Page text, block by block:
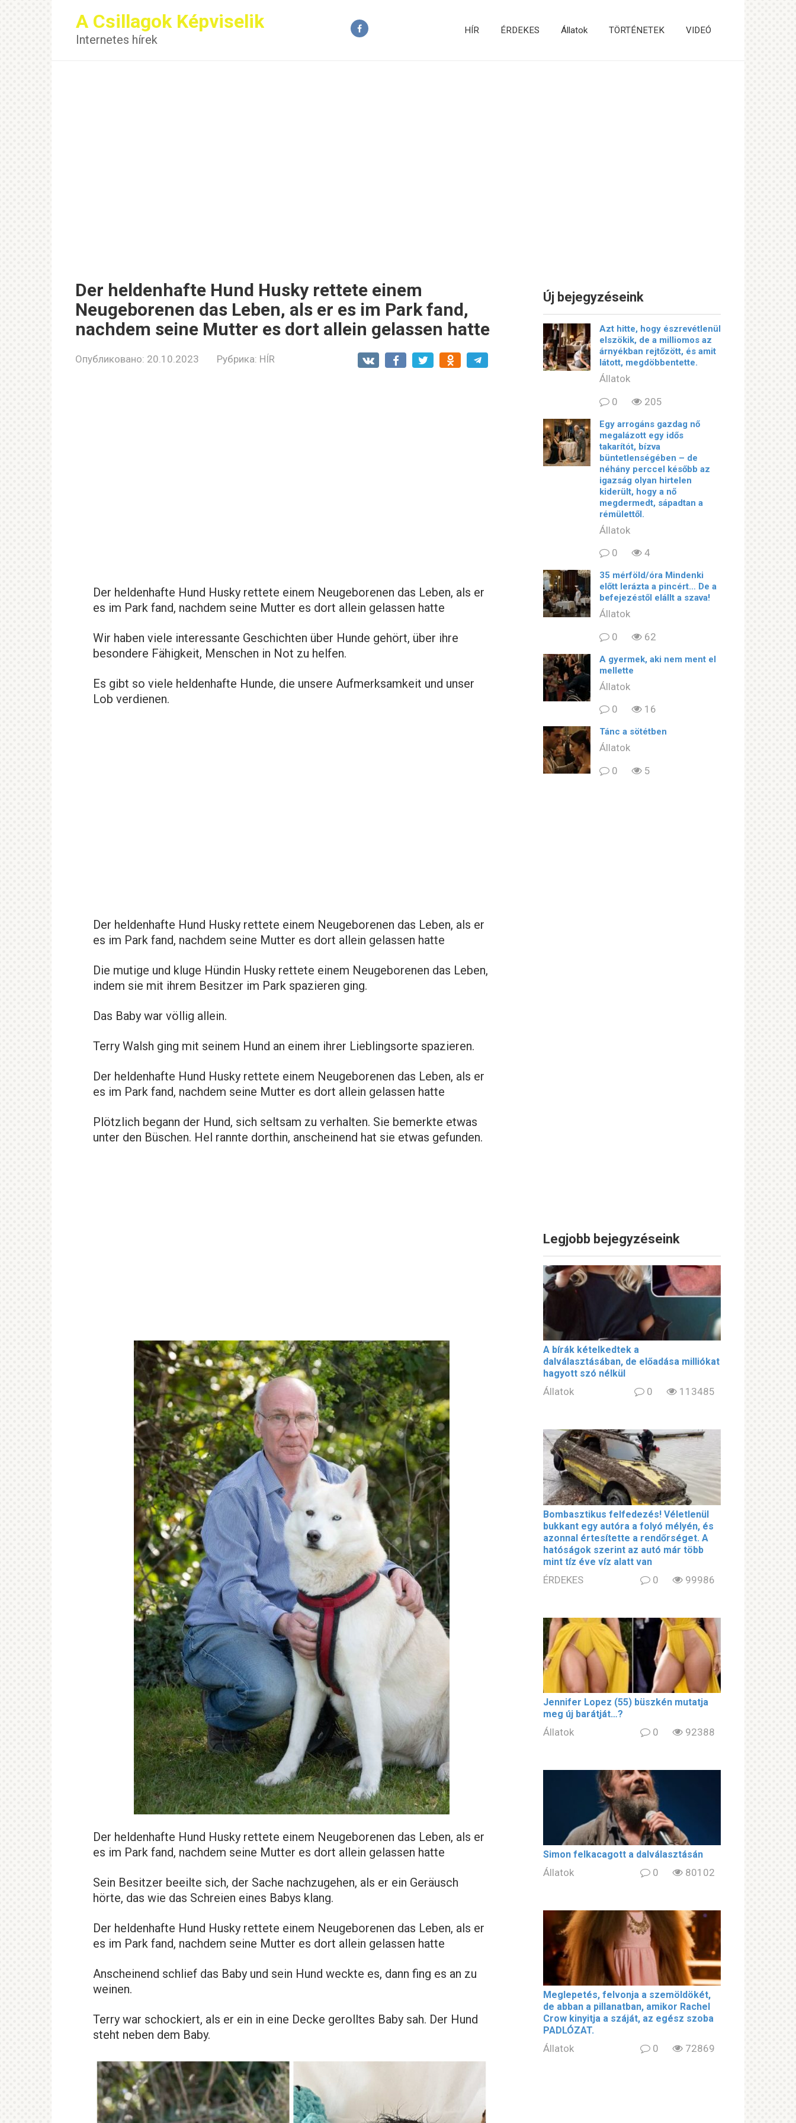
A Csillagok Képviselik
Internetes hírek
HÍR ÉRDEKES Állatok TÖRTÉNETEK VIDEÓ
Der heldenhafte Hund Husky rettete einem
Neugeborenen das Leben, als er es im Park fand,
nachdem seine Mutter es dort allein gelassen hatte
Опубликовано: 20.10.2023 Рубрика: HÍR
Der heldenhafte Hund Husky rettete einem Neugeborenen das Leben, als er
es im Park fand, nachdem seine Mutter es dort allein gelassen hatte
Wir haben viele interessante Geschichten über Hunde gehört, über ihre
besondere Fähigkeit, Menschen in Not zu helfen.
Es gibt so viele heldenhafte Hunde, die unsere Aufmerksamkeit und unser
Lob verdienen.
Der heldenhafte Hund Husky rettete einem Neugeborenen das Leben, als er
es im Park fand, nachdem seine Mutter es dort allein gelassen hatte
Die mutige und kluge Hündin Husky rettete einem Neugeborenen das Leben,
indem sie mit ihrem Besitzer im Park spazieren ging.
Das Baby war völlig allein.
Terry Walsh ging mit seinem Hund an einem ihrer Lieblingsorte spazieren.
Der heldenhafte Hund Husky rettete einem Neugeborenen das Leben, als er
es im Park fand, nachdem seine Mutter es dort allein gelassen hatte
Plötzlich begann der Hund, sich seltsam zu verhalten. Sie bemerkte etwas
unter den Büschen. Hel rannte dorthin, anscheinend hat sie etwas gefunden.
Der heldenhafte Hund Husky rettete einem Neugeborenen das Leben, als er
es im Park fand, nachdem seine Mutter es dort allein gelassen hatte
Sein Besitzer beeilte sich, der Sache nachzugehen, als er ein Geräusch
hörte, das wie das Schreien eines Babys klang.
Der heldenhafte Hund Husky rettete einem Neugeborenen das Leben, als er
es im Park fand, nachdem seine Mutter es dort allein gelassen hatte
Anscheinend schlief das Baby und sein Hund weckte es, dann fing es an zu
weinen.
Terry war schockiert, als er ein in eine Decke gerolltes Baby sah. Der Hund
steht neben dem Baby.
Új bejegyzéseink
Azt hitte, hogy észrevétlenül
elszökik, de a milliomos az
árnyékban rejtőzött, és amit
látott, megdöbbentette.
Állatok
0
205
Egy arrogáns gazdag nő
megalázott egy idős
takarítót, bízva
büntetlenségében – de
néhány perccel később az
igazság olyan hirtelen
kiderült, hogy a nő
megdermedt, sápadtan a
rémülettől.
Állatok
0
4
35 mérföld/óra Mindenki
előtt lerázta a pincért… De a
befejezéstől elállt a szava!
Állatok
0
62
A gyermek, aki nem ment el
mellette
Állatok
0
16
Tánc a sötétben
Állatok
0
5
Legjobb bejegyzéseink
A bírák kételkedtek a
dalválasztásában, de előadása milliókat
hagyott szó nélkül
Állatok 0 113485
Bombasztikus felfedezés! Véletlenül
bukkant egy autóra a folyó mélyén, és
azonnal értesítette a rendőrséget. A
hatóságok szerint az autó már több
mint tíz éve víz alatt van
ÉRDEKES 0 99986
Jennifer Lopez (55) büszkén mutatja
meg új barátját…?
Állatok 0 92388
Simon felkacagott a dalválasztásán
Állatok 0 80102
Meglepetés, felvonja a szemöldökét,
de abban a pillanatban, amikor Rachel
Crow kinyitja a száját, az egész szoba
PADLÓZAT.
Állatok 0 72869